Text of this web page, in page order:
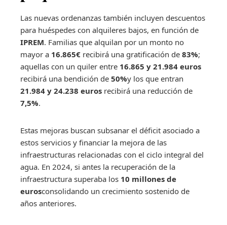
Las nuevas ordenanzas también incluyen descuentos
para huéspedes con alquileres bajos, en función de
IPREM. Familias que alquilan por un monto no
mayor a 16.865€ recibirá una gratificación de 83%;
aquellas con un quiler entre 16.865 y 21.984 euros
recibirá una bendición de 50%y los que entran
21.984 y 24.238 euros recibirá una reducción de
7,5%.
Estas mejoras buscan subsanar el déficit asociado a
estos servicios y financiar la mejora de las
infraestructuras relacionadas con el ciclo integral del
agua. En 2024, si antes la recuperación de la
infraestructura superaba los 10 millones de
eurosconsolidando un crecimiento sostenido de
años anteriores.